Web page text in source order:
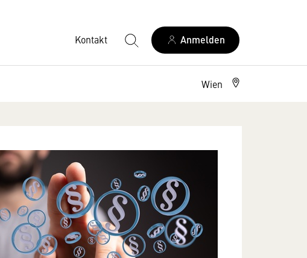
Kontakt Anmelden
Wien